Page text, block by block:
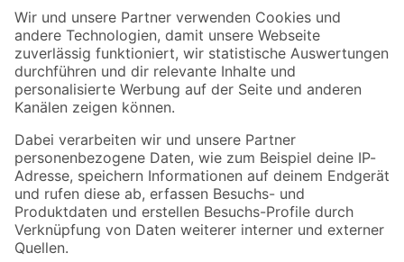
Der toom Newsletter: Keine Angebote und Aktionen mehr verpassen!
Zur Newsletter Anmeldung
Folge uns
Zahlungsarten Versandarten